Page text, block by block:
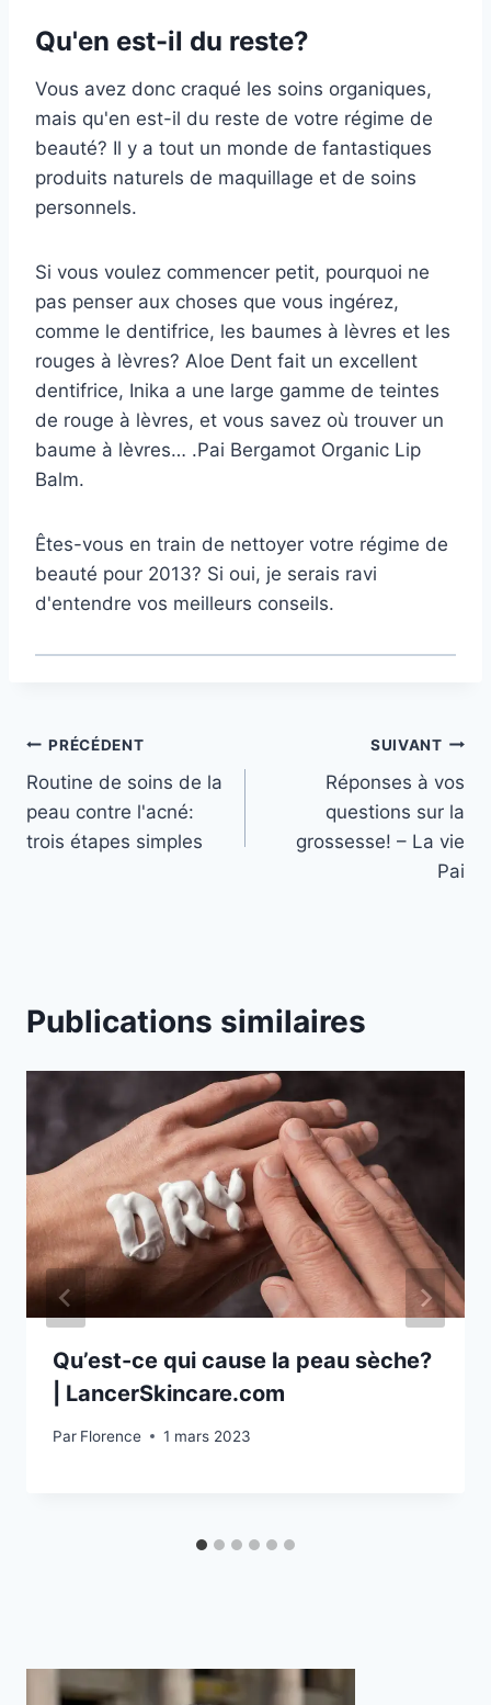
Qu'en est-il du reste?
Vous avez donc craqué les soins organiques,
mais qu'en est-il du reste de votre régime de
beauté? Il y a tout un monde de fantastiques
produits naturels de maquillage et de soins
personnels.
Si vous voulez commencer petit, pourquoi ne
pas penser aux choses que vous ingérez,
comme le dentifrice, les baumes à lèvres et les
rouges à lèvres? Aloe Dent fait un excellent
dentifrice, Inika a une large gamme de teintes
de rouge à lèvres, et vous savez où trouver un
baume à lèvres… .Pai Bergamot Organic Lip
Balm.
Êtes-vous en train de nettoyer votre régime de
beauté pour 2013? Si oui, je serais ravi
d'entendre vos meilleurs conseils.
Navigation
de
l’article
PRÉCÉDENT
Routine de soins de la
peau contre l'acné:
trois étapes simples
SUIVANT
Réponses à vos
questions sur la
grossesse! – La vie
Pai
Publications similaires
Qu’est-ce qui cause la peau sèche?
| LancerSkincare.com
Par Florence 1 mars 2023